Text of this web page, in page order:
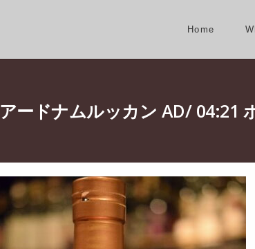
Home
アードナムルッカン AD/ 04:21